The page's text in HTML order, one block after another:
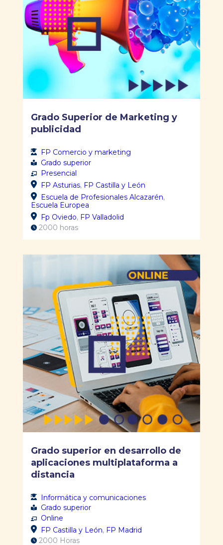
Grado Superior de Marketing y
publicidad
FP Comercio y marketing
Grado superior
Presencial
FP Asturias, FP Castilla y León
Escuela de Profesionales Alcazarén,
Escuela Europea
Fp Oviedo, FP Valladolid
2000 horas
Grado superior en desarrollo de
aplicaciones multiplataforma a
distancia
Informática y comunicaciones
Grado superior
Online
FP Castilla y León, FP Madrid
2000 Horas